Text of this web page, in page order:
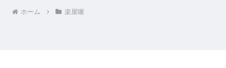
ホーム 楽屋噺